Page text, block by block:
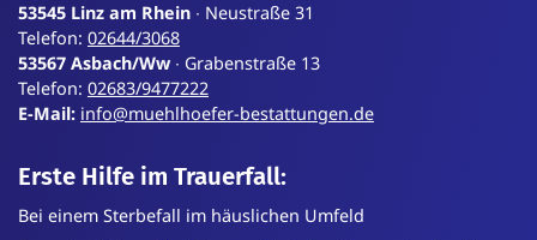
53545 Linz am Rhein ∙ Neustraße 31
Telefon: 02644/3068
53567 Asbach/Ww ∙ Grabenstraße 13
Telefon: 02683/9477222
E-Mail: info@muehlhoefer-bestattungen.de
Erste Hilfe im Trauerfall:
Bei einem Sterbefall im häuslichen Umfeld